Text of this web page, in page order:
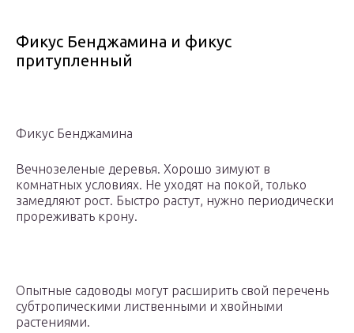
Фикус Бенджамина и фикус
притупленный
Фикус Бенджамина
Вечнозеленые деревья. Хорошо зимуют в
комнатных условиях. Не уходят на покой, только
замедляют рост. Быстро растут, нужно периодически
прореживать крону.
Опытные садоводы могут расширить свой перечень
субтропическими лиственными и хвойными
растениями.